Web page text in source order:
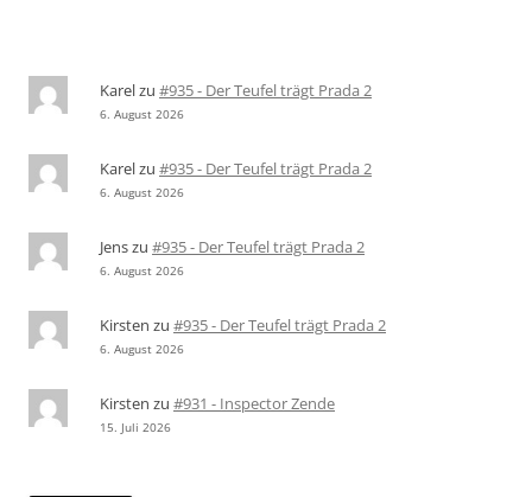
Karelzu #935 - Der Teufel trägt Prada 2
6. August 2026
Karelzu #935 - Der Teufel trägt Prada 2
6. August 2026
Jenszu #935 - Der Teufel trägt Prada 2
6. August 2026
Kirsten zu #935 - Der Teufel trägt Prada 2
6. August 2026
Kirsten zu #931 - Inspector Zende
15. Juli 2026